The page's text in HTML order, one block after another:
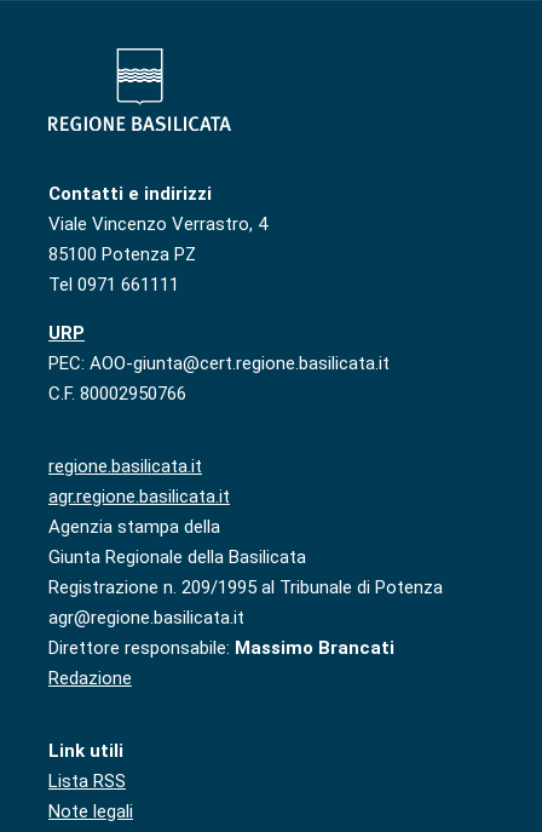
Contatti e indirizzi
Viale Vincenzo Verrastro, 4
85100 Potenza PZ
Tel 0971 661111
URP
PEC: AOO-giunta@cert.regione.basilicata.it
C.F. 80002950766
regione.basilicata.it
agr.regione.basilicata.it
Agenzia stampa della
Giunta Regionale della Basilicata
Registrazione n. 209/1995 al Tribunale di Potenza
agr@regione.basilicata.it
Direttore responsabile: Massimo Brancati
Redazione
Link utili
Lista RSS
Note legali